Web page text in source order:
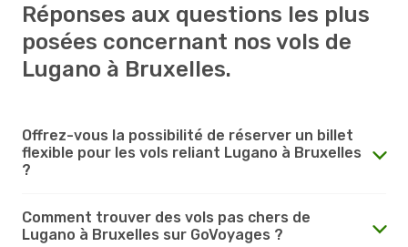
Réponses aux questions les plus
posées concernant nos vols de
Lugano à Bruxelles.
Offrez-vous la possibilité de réserver un billet
flexible pour les vols reliant Lugano à Bruxelles
?
Comment trouver des vols pas chers de
Lugano à Bruxelles sur GoVoyages ?